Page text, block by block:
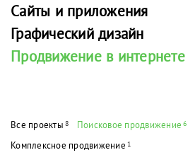
Сайты и приложения
Графический дизайн
Продвижение в интернете
Все проекты 8 Поисковое продвижение 6
Комплексное продвижение 1